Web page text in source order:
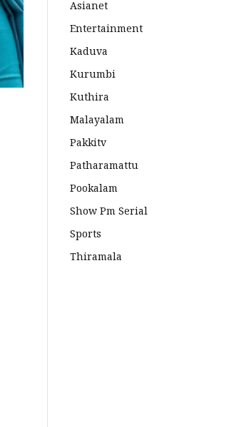
Asianet
Entertainment
Kaduva
Kurumbi
Kuthira
Malayalam
Pakkitv
Patharamattu
Pookalam
Show Pm Serial
Sports
Thiramala